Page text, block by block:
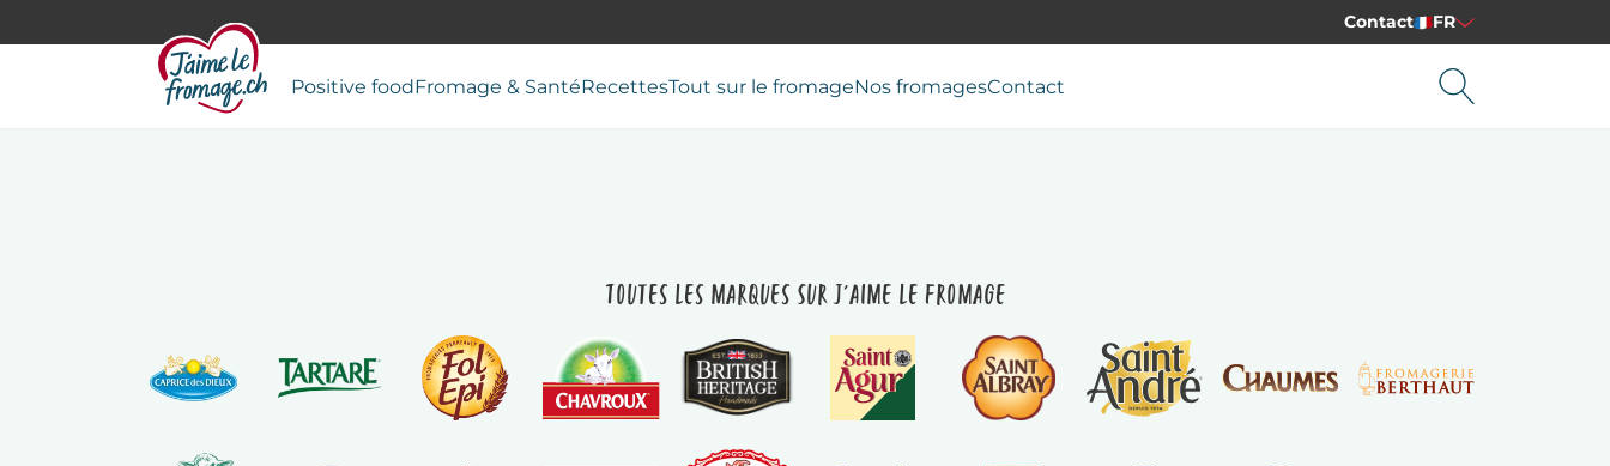
Contact FR
Positive foodFromage & SantéRecettesTout sur le fromageNos fromagesContact
Toutes les marques sur J'aime le fromage